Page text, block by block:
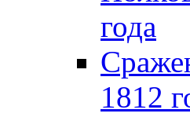
года
1812